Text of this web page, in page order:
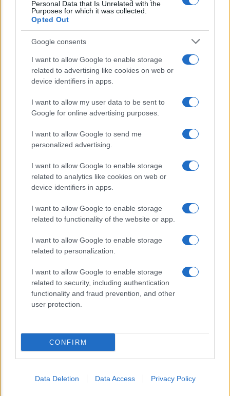
Personal Data that Is Unrelated with the
Purposes for which it was collected.
Opted Out
Google consents
I want to allow Google to enable storage
related to advertising like cookies on web or
device identifiers in apps.
I want to allow my user data to be sent to
Google for online advertising purposes.
I want to allow Google to send me
personalized advertising.
I want to allow Google to enable storage
related to analytics like cookies on web or
device identifiers in apps.
I want to allow Google to enable storage
related to functionality of the website or app.
I want to allow Google to enable storage
related to personalization.
I want to allow Google to enable storage
related to security, including authentication
functionality and fraud prevention, and other
user protection.
CONFIRM
Data Deletion Data Access Privacy Policy
Lo sapevi che...
Avena ogni giorno: perché questo
cereale può migliorare davvero la
salute
Dieta e tumori: quattro abitudini
alimentari che possono aiutare a
ridurre il rischio
Venti anni fa nascevano le università
telematiche in Italia grazie ad
UniMarconi
© 2026 - ILMEDICONLINE.IT - P.IVA 04827280654
Preferenze privacy
Mappa del sito